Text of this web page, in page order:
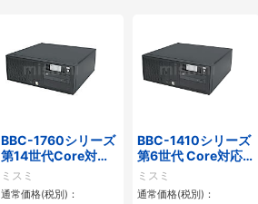
BBC-1760シリーズ
第14世代Core対応
小型フロアマウント
3PCIe
ミスミ
通常価格(税別)：
BBC-1410シリーズ
第6世代 Core対応フ
ロアマウントFAPC
3PCI・3PCIe
ミスミ
通常価格(税別)：